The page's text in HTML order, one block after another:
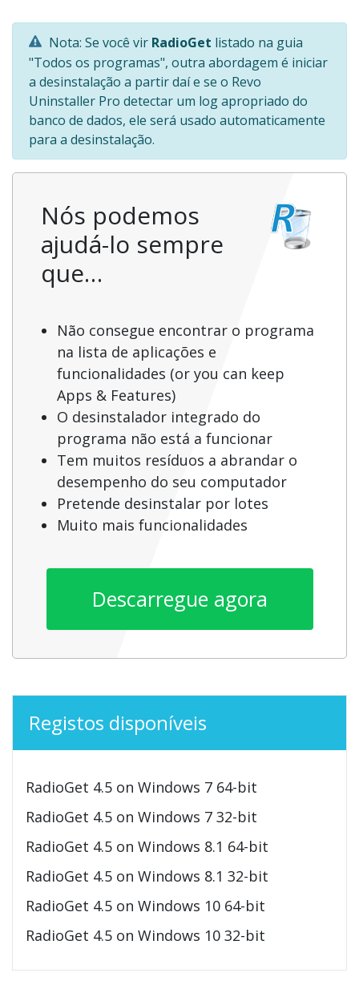
Nota: Se você vir RadioGet listado na guia
"Todos os programas", outra abordagem é iniciar
a desinstalação a partir daí e se o Revo
Uninstaller Pro detectar um log apropriado do
banco de dados, ele será usado automaticamente
para a desinstalação.
Nós podemos
ajudá-lo sempre
que…
Não consegue encontrar o programa
na lista de aplicações e
funcionalidades (or you can keep
Apps & Features)
O desinstalador integrado do
programa não está a funcionar
Tem muitos resíduos a abrandar o
desempenho do seu computador
Pretende desinstalar por lotes
Muito mais funcionalidades
Descarregue agora
Registos disponíveis
RadioGet 4.5 on Windows 7 64-bit
RadioGet 4.5 on Windows 7 32-bit
RadioGet 4.5 on Windows 8.1 64-bit
RadioGet 4.5 on Windows 8.1 32-bit
RadioGet 4.5 on Windows 10 64-bit
RadioGet 4.5 on Windows 10 32-bit